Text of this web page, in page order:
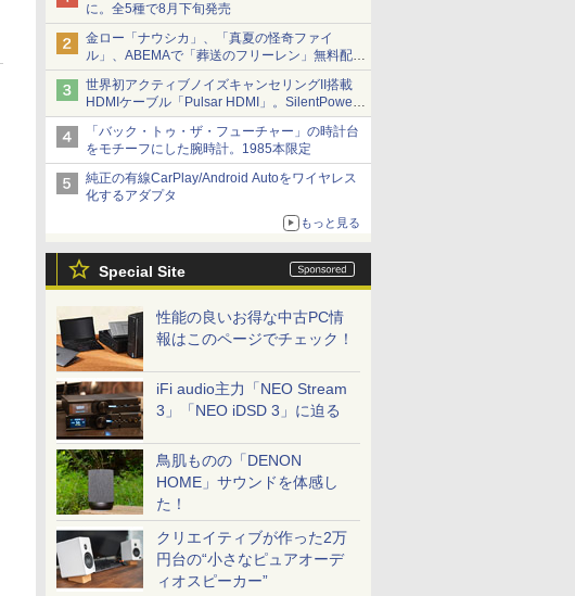
に。全5種で8月下旬発売
金ロー「ナウシカ」、「真夏の怪奇ファイ
ル」、ABEMAで「葬送のフリーレン」無料配信
など。夏の特番・配信情報
世界初アクティブノイズキャンセリングII搭載
HDMIケーブル「Pulsar HDMI」。SilentPower
から
「バック・トゥ・ザ・フューチャー」の時計台
をモチーフにした腕時計。1985本限定
純正の有線CarPlay/Android Autoをワイヤレス
化するアダプタ
もっと見る
Special Site
性能の良いお得な中古PC情
報はこのページでチェック！
iFi audio主力「NEO Stream
3」「NEO iDSD 3」に迫る
鳥肌ものの「DENON
HOME」サウンドを体感し
た！
クリエイティブが作った2万
円台の“小さなピュアオーデ
ィオスピーカー”